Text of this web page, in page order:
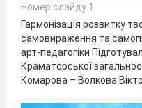
Номер слайду 1
Гармонізація розвитку
самовираження та
арт-педагогіки
Краматорської
Комарова – Волкова